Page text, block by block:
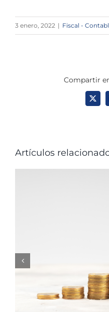
3 enero, 2022 | Fiscal -
Compartir
X
Artículos